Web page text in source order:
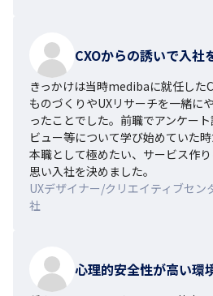
CXOからの誘いで入社
きっかけは当時medibaに就任した
ものづくりやUXリサーチを一緒に
ったことでした。前職でアンケー
ビュー等について学び始めていた
本職として極めたい、サービス作
思い入社を決めました。
UXデザイナー/クリエイティブセン
社
心理的安全性が高い環